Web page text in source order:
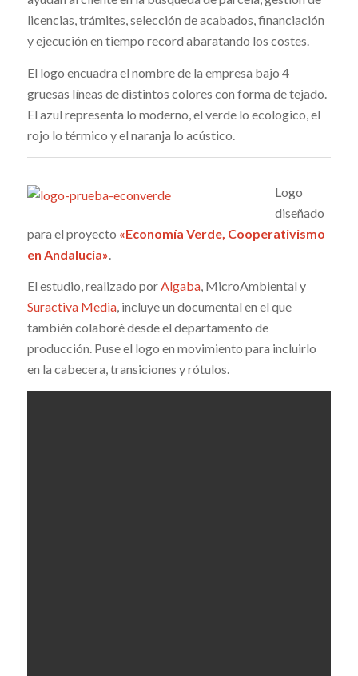
licencias, trámites, selección de acabados, financiación
y ejecución en tiempo record abaratando los costes.
El logo encuadra el nombre de la empresa bajo 4
gruesas líneas de distintos colores con forma de tejado.
El azul representa lo moderno, el verde lo ecologico, el
rojo lo térmico y el naranja lo acústico.
Logo
diseñado
para el proyecto «Economía Verde, Cooperativismo
en Andalucía»
El estudio, realizado porAlgaba, MicroAmbiental y
Suractiva Media, incluye un documental en el que
también colaboré desde el departamento de
producción. Puse el logo en movimiento para incluirlo
en la cabecera, transiciones y rótulos.